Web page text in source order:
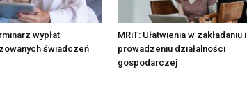
wypłat
świadczeń
MRiT: Ułatwienia w zakładaniu i
prowadzeniu działalności
gospodarczej